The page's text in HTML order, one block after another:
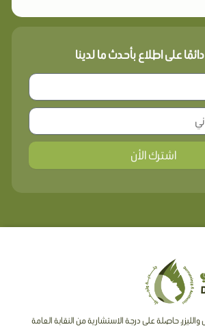
على اطلاع بأحدث ما لدينا
اشترك الأن
حاصلة على درجة الاستشارية من النقابة العامة